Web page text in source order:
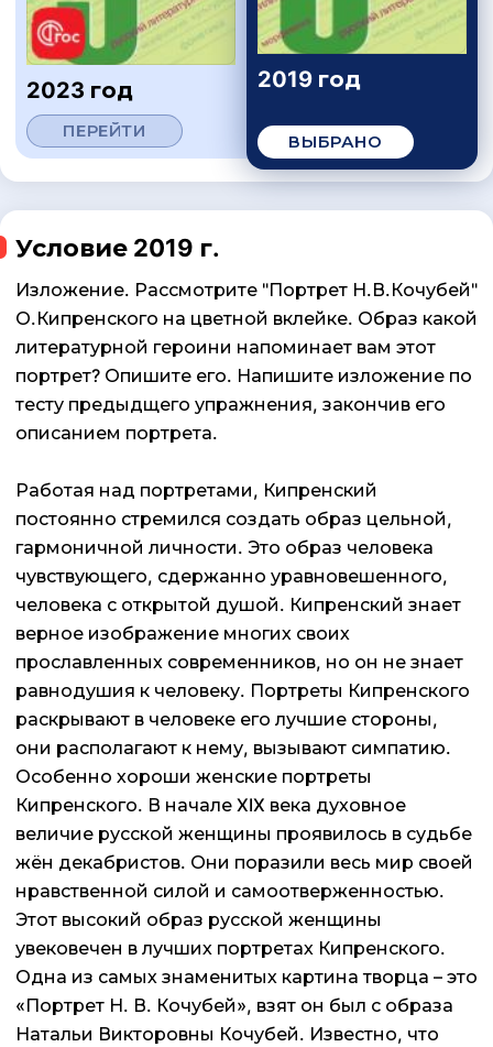
2023 год
ПЕРЕЙТИ
2019 год
ВЫБРАНО
Условие 2019 г.
Изложение. Рассмотрите "Портрет Н.В.Кочубей"
О.Кипренского на цветной вклейке. Образ какой
литературной героини напоминает вам этот
портрет? Опишите его. Напишите изложение по
тесту предыдщего упражнения, закончив его
описанием портрета.
Работая над портретами, Кипренский
постоянно стремился создать образ цельной,
гармоничной личности. Это образ человека
чувствующего, сдержанно уравновешенного,
человека с открытой душой. Кипренский знает
верное изображение многих своих
прославленных современников, но он не знает
равнодушия к человеку. Портреты Кипренского
раскрывают в человеке его лучшие стороны,
они располагают к нему, вызывают симпатию.
Особенно хороши женские портреты
Кипренского. В начале XIX века духовное
величие русской женщины проявилось в судьбе
жён декабристов. Они поразили весь мир своей
нравственной силой и самоотверженностью.
Этот высокий образ русской женщины
увековечен в лучших портретах Кипренского.
Одна из самых знаменитых картина творца – это
«Портрет Н. В. Кочубей», взят он был с образа
Натальи Викторовны Кочубей. Известно, что